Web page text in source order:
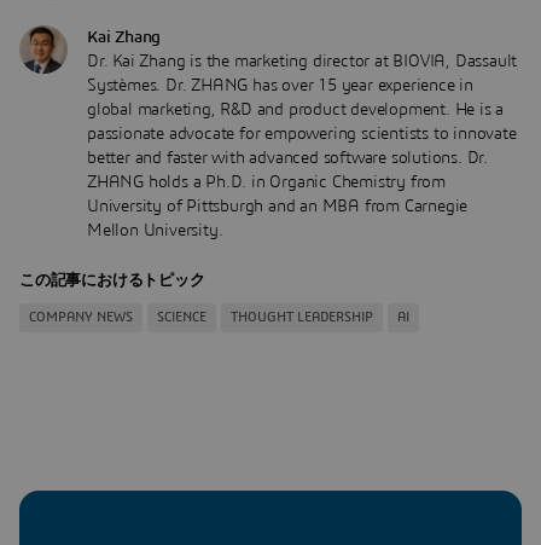
Kai Zhang
Dr. Kai Zhang is the marketing director at BIOVIA, Dassault
Systèmes. Dr. ZHANG has over 15 year experience in
global marketing, R&D and product development. He is a
passionate advocate for empowering scientists to innovate
better and faster with advanced software solutions. Dr.
ZHANG holds a Ph.D. in Organic Chemistry from
University of Pittsburgh and an MBA from Carnegie
Mellon University.
この記事におけるトピック
COMPANY NEWS SCIENCE THOUGHT LEADERSHIP AI